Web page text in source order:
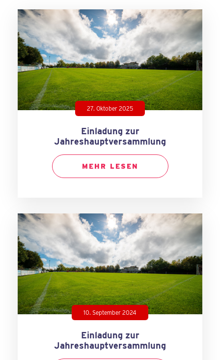
27. Oktober 2025
Einladung zur
Jahreshauptversammlung
MEHR LESEN
10. September 2024
Einladung zur
Jahreshauptversammlung